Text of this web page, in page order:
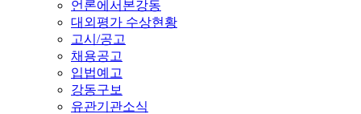
언론에서본강동
대외평가 수상현황
고시/공고
채용공고
입법예고
강동구보
유관기관소식